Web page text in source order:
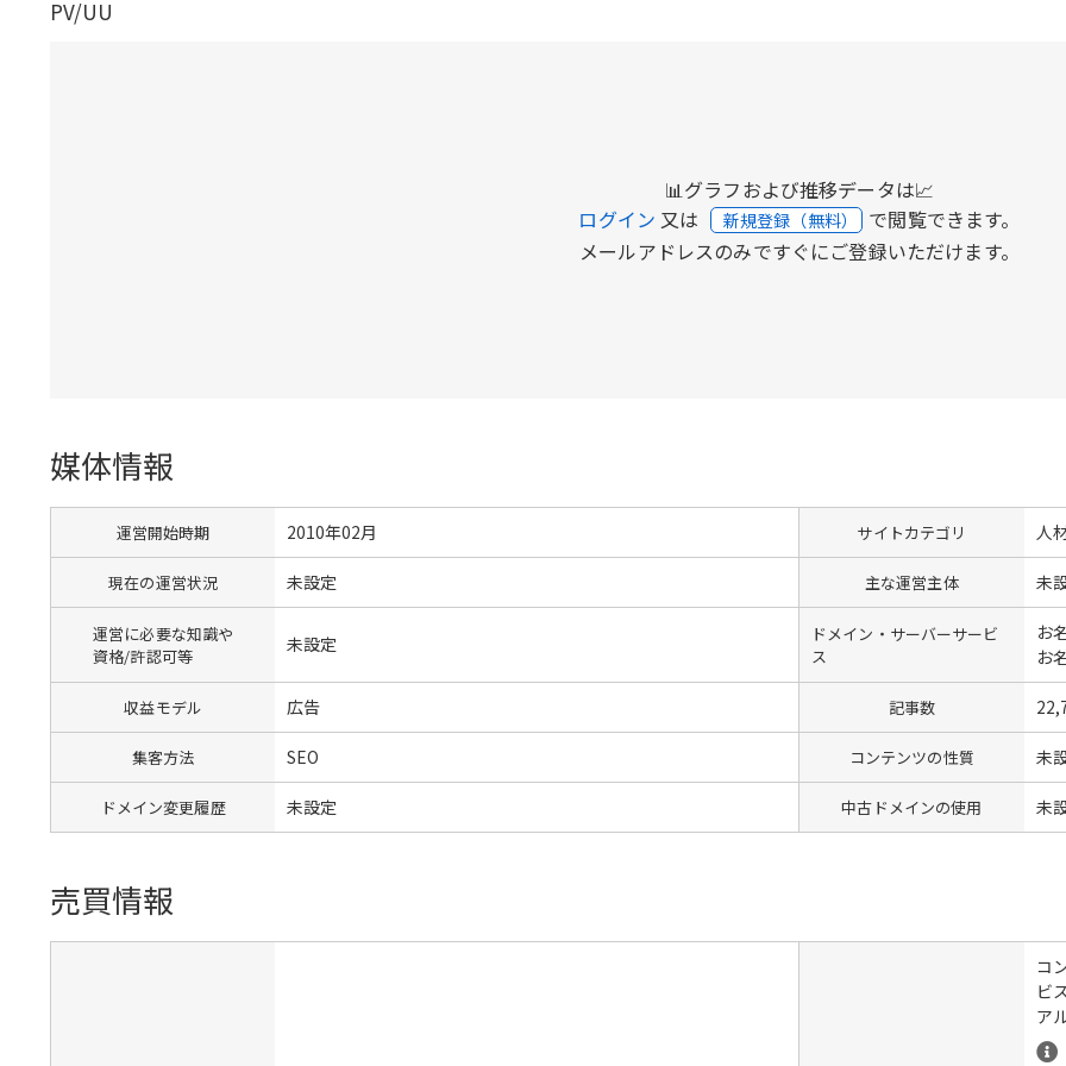
PV/UU
📊グラフおよび推移データは📈
ログイン 又は 新規登録（無料） で閲覧できます。
メールアドレスのみですぐにご登録いただけます。
媒体情報
運営開始時期 2010年02月 サイトカテゴリ 人
現在の運営状況 未設定 主な運営主体 未
運営に必要な知識や
資格/許認可等
未設定
ドメイン・サーバーサービ
ス
お
お
収益モデル 広告 記事数
集客方法 SEO コンテンツの性質 未
ドメイン変更履歴 未設定 中古ドメインの使用 未
売買情報
コ
ビ
ア